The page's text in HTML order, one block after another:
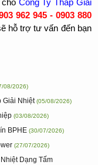
cho Công TyTháp Giải
962 945 - 0903 880
hỗ trợ tư vấn đến bạn
08/2026)
Giải Nhiệt(05/08/2026)
(03/08/2026)
BPHE(30/07/2026)
(27/07/2026)
Dạng Tấm